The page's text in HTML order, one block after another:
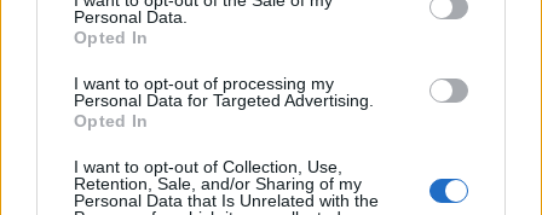
Personal Data.
Opted In
I want to opt-out of processing my
Personal Data for Targeted Advertising.
Opted In
I want to opt-out of Collection, Use,
Retention, Sale, and/or Sharing of my
Personal Data that Is Unrelated with the
Τουρισμός για Ολους 2026: Τα SOS για να κερδίσετε το
voucher διακοπών